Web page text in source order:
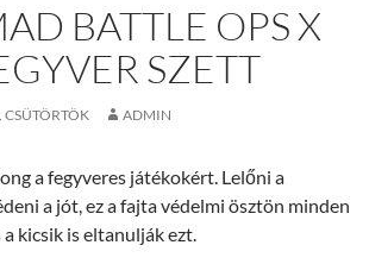
BATTLE OPS X
SZETT
ADMIN
a fegyveres játékokért. Lelőni a
a jót, ez a fajta védelmi ösztön minden
kicsik is eltanulják ezt.